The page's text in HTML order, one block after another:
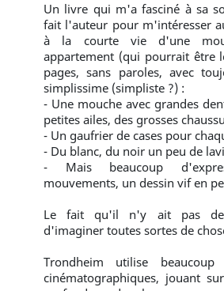
Un livre qui m'a fasciné à sa
fait l'auteur pour m'intéresser
à la courte vie d'une
appartement (qui pourrait être
pages, sans paroles, avec
simplissime (simpliste ?) :
- Une mouche avec grandes
petites ailes, des grosses
- Un gaufrier de cases pour
- Du blanc, du noir un peu de
- Mais beaucoup
mouvements, un dessin vif en
Le fait qu'il n'y ait pas de
d'imaginer toutes sortes de
Trondheim utilise beaucoup
cinématographiques, jouant